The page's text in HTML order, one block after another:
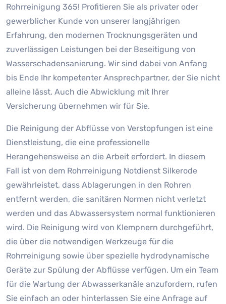
Rohrreinigung 365! Profitieren Sie als privater oder
gewerblicher Kunde von unserer langjährigen
Erfahrung, den modernen Trocknungsgeräten und
zuverlässigen Leistungen bei der Beseitigung von
Wasserschadensanierung. Wir sind dabei von Anfang
bis Ende Ihr kompetenter Ansprechpartner, der Sie nicht
alleine lässt. Auch die Abwicklung mit Ihrer
Versicherung übernehmen wir für Sie.
Die Reinigung der Abflüsse von Verstopfungen ist eine
Dienstleistung, die eine professionelle
Herangehensweise an die Arbeit erfordert. In diesem
Fall ist von dem Rohrreinigung Notdienst Silkerode
gewährleistet, dass Ablagerungen in den Rohren
entfernt werden, die sanitären Normen nicht verletzt
werden und das Abwassersystem normal funktionieren
wird. Die Reinigung wird von Klempnern durchgeführt,
die über die notwendigen Werkzeuge für die
Rohrreinigung sowie über spezielle hydrodynamische
Geräte zur Spülung der Abflüsse verfügen. Um ein Team
für die Wartung der Abwasserkanäle anzufordern, rufen
Sie einfach an oder hinterlassen Sie eine Anfrage auf